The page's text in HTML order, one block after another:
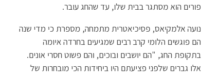
פורים הוא מסתגר בבית שלו, עד שהחג עובר.
נועה אלמקיאס, פסיכיאטרית מתמחה, מספרת כי מדי שנה
הם פוגשים הלומי קרב רבים שמגיעים בחרדה איומה
בתקופת החג, "הם יושבים ובוכים, והם פשוט חסרי אונים.
אלו גברים שלפני פציעתם היו ביחידות הכי מובחרות של